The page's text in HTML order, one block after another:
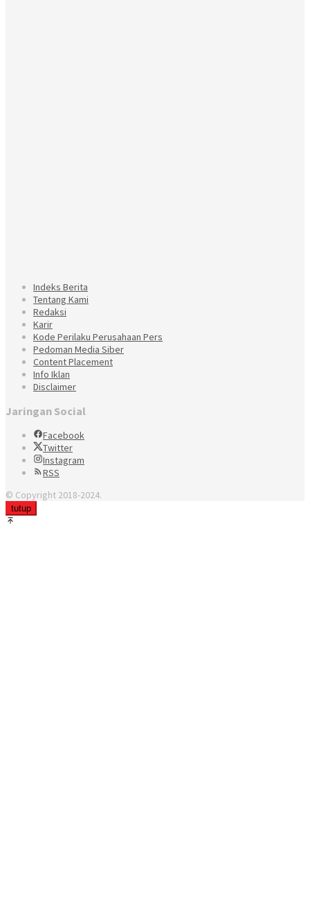
Indeks Berita
Tentang Kami
Redaksi
Karir
Kode Perilaku Perusahaan Pers
Pedoman Media Siber
Content Placement
Info Iklan
Disclaimer
Jaringan Social
Facebook
Twitter
Instagram
RSS
© Copyright 2018-2024.
tutup